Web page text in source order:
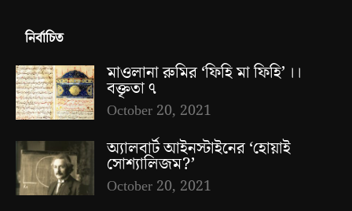
নির্বাচিত
মাওলানা রুমির ‘ফিহি মা ফিহি’ ।।
বক্তৃতা ৭
October 20, 2021
অ্যালবার্ট আইনস্টাইনের ‘হোয়াই
সোশ্যালিজম?’
October 20, 2021